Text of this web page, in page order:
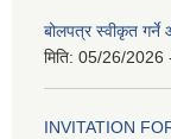
बोलपत्र स्वीकृत
मिति: 05/26/2026
INVITATION